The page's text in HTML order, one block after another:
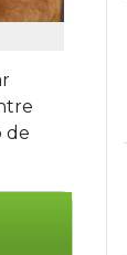
de